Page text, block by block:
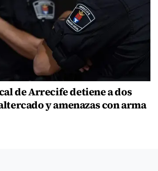
de Arrecife detiene a dos
y amenazas con arma